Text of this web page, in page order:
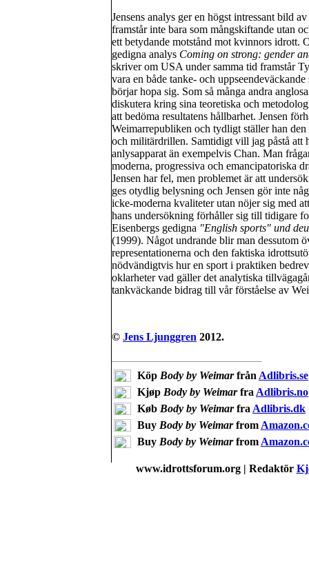
Jensens analys ger en högst intressant bild
framstår inte bara som mångskiftande utan
ett betydande motstånd mot kvinnors idrott.
gedigna analys Coming on strong: gender
skriver om USA under samma tid framstår
vara en både tanke- och
börjar hopa sig. Som så många andra
diskutera kring sina teoretiska och
att bedöma resultatens hållbarhet. Jensen
Weimarrepubliken och tydligt ställer han
och militärdrillen. Samtidigt vill jag påstå att
anlysapparat än exempelvis Chan. Man
moderna, progressiva och emancipatoriska
Jensen har fel, men problemet är att
ges otydlig belysning och Jensen gör inte
icke-moderna kvaliteter utan nöjer sig med
hans undersökning förhåller sig till tidigare
Eisenbergs gedigna "English sports" und
(1999). Något undrande blir man dessutom
representationerna och den faktiska
nödvändigtvis hur en sport i praktiken
oklarheter vad gäller det analytiska
tankväckande bidrag till vår förståelse av
© Jens Ljunggren 2012.
Köp Body by Weimarfrån Adlibris.se
Kjøp Body by Weimarfra Adlibris.no
Køb Body by Weimarfra Adlibris.dk
Buy Body by Weimarfrom
Buy Body by Weimarfrom
www.idrottsforum.org | Redaktör